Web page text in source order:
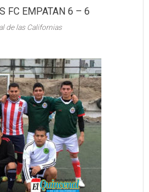
FC EMPATAN 6 – 6
de las Californias